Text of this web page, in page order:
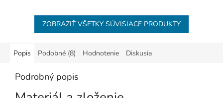
ZOBRAZIŤ VŠETKY SÚVISIACE PRODUKTY
Popis Podobné (8) Hodnotenie Diskusia
Podrobný popis